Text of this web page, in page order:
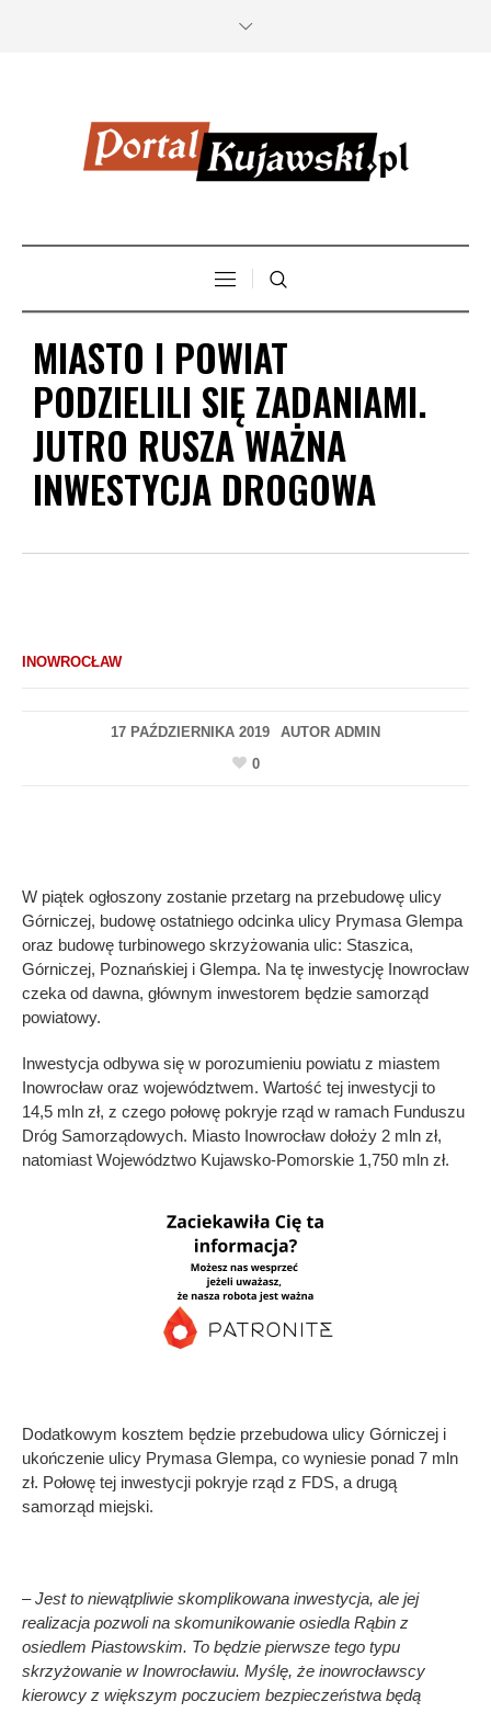
MIASTO I POWIAT
PODZIELILI SIĘ ZADANIAMI.
JUTRO RUSZA WAŻNA
INWESTYCJA DROGOWA
INOWROCŁAW
17 PAŹDZIERNIKA 2019 AUTOR ADMIN
0
W piątek ogłoszony zostanie przetarg na przebudowę ulicy
Górniczej, budowę ostatniego odcinka ulicy Prymasa Glempa
oraz budowę turbinowego skrzyżowania ulic: Staszica,
Górniczej, Poznańskiej i Glempa. Na tę inwestycję Inowrocław
czeka od dawna, głównym inwestorem będzie samorząd
powiatowy.
Inwestycja odbywa się w porozumieniu powiatu z miastem
Inowrocław oraz województwem. Wartość tej inwestycji to
14,5 mln zł, z czego połowę pokryje rząd w ramach Funduszu
Dróg Samorządowych. Miasto Inowrocław dołoży 2 mln zł,
natomiast Województwo Kujawsko-Pomorskie 1,750 mln zł.
Dodatkowym kosztem będzie przebudowa ulicy Górniczej i
ukończenie ulicy Prymasa Glempa, co wyniesie ponad 7 mln
zł. Połowę tej inwestycji pokryje rząd z FDS, a drugą
samorząd miejski.
– Jest to niewątpliwie skomplikowana inwestycja, ale jej
realizacja pozwoli na skomunikowanie osiedla Rąbin z
osiedlem Piastowskim. To będzie pierwsze tego typu
skrzyżowanie w Inowrocławiu. Myślę, że inowrocławscy
kierowcy z większym poczuciem bezpieczeństwa będą